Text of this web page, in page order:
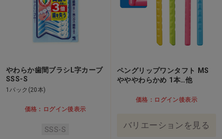
やわらか歯間ブラシL字カーブ
SSS-S
1パック(20本)
価格：ログイン後表示
SSS-S
ペングリップワンタフト MS
やややわらかめ 1本…他
価格：ログイン後表示
バリエーションを見る